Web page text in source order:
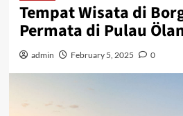
Tempat Wisata di
Permata di Pulau
admin February 5, 2025 0